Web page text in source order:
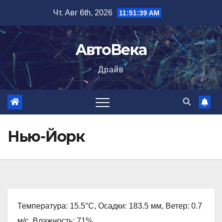
содержимому
Чт. Авг 6th, 2026 11:51:40 AM
АвтоВека
Драйв
Нью-Йорк
Температура: 15.5°C, Осадки: 183.5 мм, Ветер: 0.7